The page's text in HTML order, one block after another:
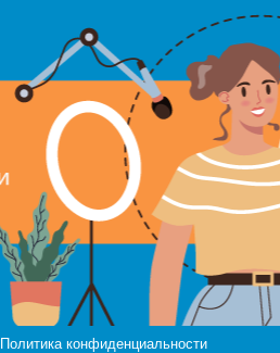
Политика конфиденциальности